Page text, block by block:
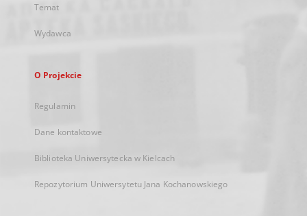
Temat
Wydawca
O Projekcie
Regulamin
Dane kontaktowe
Biblioteka Uniwersytecka w Kielcach
Repozytorium Uniwersytetu Jana Kochanowskiego